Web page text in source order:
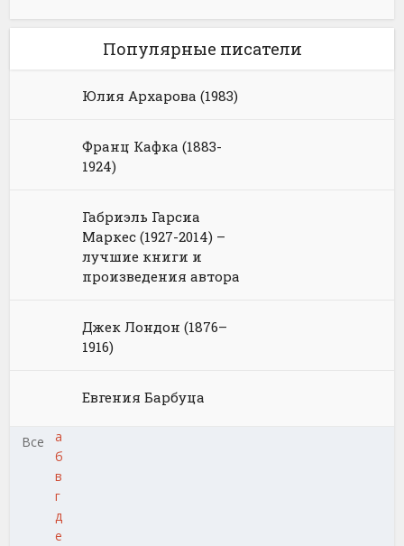
Популярные писатели
Юлия Архарова (1983)
Франц Кафка (1883-
1924)
Габриэль Гарсиа
Маркес (1927-2014) –
лучшие книги и
произведения автора
Джек Лондон (1876–
1916)
Евгения Барбуца
Все
а
б
в
г
д
е